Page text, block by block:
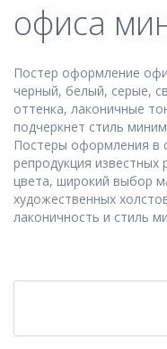
офиса
Постер оформление
черный, белый, серые,
оттенка, лаконичные
подчеркнет стиль
Постеры оформления в
репродукция
цвета, широкий выбор
художественных
лаконичность и стиль